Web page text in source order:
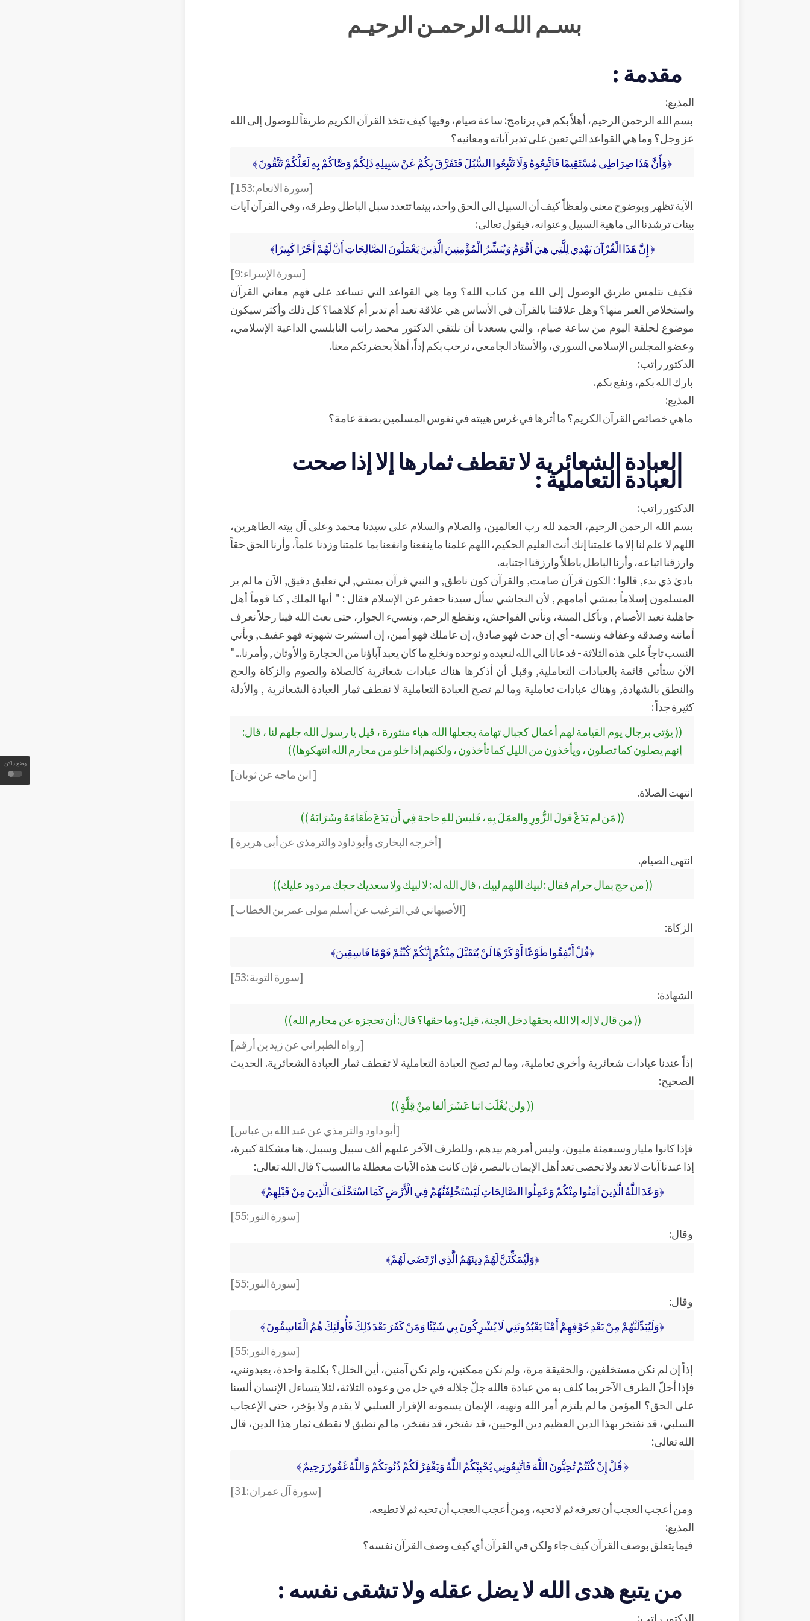
وضع داكن
بسـم اللـه الرحمـن الرحيـم
مقدمة :
المذيع:
بسم الله الرحمن الرحيم، أهلاً بكم في برنامج: ساعة صيام، وفيها كيف نتخذ القرآن الكريم طريقاً للوصول إلى الله
عز وجل؟ وما هي القواعد التي تعين على تدبر آياته ومعانيه؟
﴿وَأَنَّ هَذَا صِرَاطِي مُسْتَقِيمًا فَاتَّبِعُوهُ وَلَا تَتَّبِعُوا السُّبُلَ فَتَفَرَّقَ بِكُمْ عَنْ سَبِيلِهِ ذَلِكُمْ وَصَّاكُمْ بِهِ لَعَلَّكُمْ تَتَّقُونَ ﴾
[سورة الانعام:153]
الآية تظهر وبوضوح معنى ولفظاً كيف أن السبيل الى الحق واحد، بينما تتعدد سبل الباطل وطرقه، وفي القرآن آيات
بينات ترشدنا الى ماهية السبيل وعنوانه، فيقول تعالى:
﴿ إِنَّ هَذَا الْقُرْآنَ يَهْدِي لِلَّتِي هِيَ أَقْوَمُ وَيُبَشِّرُ الْمُؤْمِنِينَ الَّذِينَ يَعْمَلُونَ الصَّالِحَاتِ أَنَّ لَهُمْ أَجْرًا كَبِيرًا﴾
[سورة الإسراء:9]
فكيف نتلمس طريق الوصول إلى الله من كتاب الله؟ وما هي القواعد التي تساعد على فهم معاني القرآن
واستخلاص العبر منها؟ وهل علاقتنا بالقرآن في الأساس هي علاقة تعبد أم تدبر أم كلاهما؟ كل ذلك وأكثر سيكون
موضوع لحلقة اليوم من ساعة صيام، والتي يسعدنا أن نلتقي الدكتور محمد راتب النابلسي الداعية الإسلامي،
وعضو المجلس الإسلامي السوري، والأستاذ الجامعي، نرحب بكم إذاً، أهلاً بحضرتكم معنا.
الدكتور راتب:
بارك الله بكم، ونفع بكم.
المذيع:
ماهي خصائص القرآن الكريم؟ ما أثرها في غرس هيبته في نفوس المسلمين بصفة عامة؟
العبادة الشعائرية لا تقطف ثمارها إلا إذا صحت
العبادة التعاملية :
الدكتور راتب:
بسم الله الرحمن الرحيم، الحمد لله رب العالمين، والصلام والسلام على سيدنا محمد وعلى آل بيته الطاهرين،
اللهم لا علم لنا إلا ما علمتنا إنك أنت العليم الحكيم، اللهم علمنا ما ينفعنا وانفعنا بما علمتنا وزدنا علماً، وأرنا الحق حقاً
وارزقنا اتباعه، وأرنا الباطل باطلاً وارزقنا اجتنابه.
بادئ ذي بدء, قالوا : الكون قرآن صامت, والقرآن كون ناطق, و النبي قرآن يمشي, لي تعليق دقيق, الآن ما لم ير
المسلمون إسلاماً يمشي أمامهم , لأن النجاشي سأل سيدنا جعفر عن الإسلام فقال : " أيها الملك , كنا قوماً أهل
جاهلية نعبد الأصنام , ونأكل الميتة، ونأتي الفواحش، ونقطع الرحم، ونسيء الجوار، حتى بعث الله فينا رجلاً نعرف
أمانته وصدقه وعفافه ونسبه- أي إن حدث فهو صادق، إن عاملك فهو أمين، إن استثيرت شهوته فهو عفيف, ويأتي
النسب تاجاً على هذه الثلاثة - فدعانا الى الله لنعبده و نوحده ونخلع ما كان يعبد آباؤنا من الحجارة والأوثان , وأمرنا..."
الآن ستأتي قائمة بالعبادات التعاملية, وقبل أن أذكرها هناك عبادات شعائرية كالصلاة والصوم والزكاة والحج
والنطق بالشهادة, وهناك عبادات تعاملية وما لم تصح العبادة التعاملية لا نقطف ثمار العبادة الشعائرية , والأدلة
كثيرة جداً :
(( يؤتى برجال يوم القيامة لهم أعمال كجبال تهامة يجعلها الله هباء منثورة ، قيل يا رسول الله جلهم لنا ، قال:
إنهم يصلون كما تصلون ، ويأخذون من الليل كما تأخذون ، ولكنهم إذا خلو من محارم الله انتهكوها))
[ ابن ماجه عن ثوبان]
انتهت الصلاة.
(( مَن لم يَدَعْ قولَ الزُّورِ والعمَلَ بِهِ ، فَليسَ للهِ حاجة فِي أَن يَدَعَ طَعَامَهُ وشَرَابَهُ ))
[أخرجه البخاري وأبو داود والترمذي عن أبي هريرة ]
انتهى الصيام.
(( من حج بمال حرام فقال : لبيك اللهم لبيك ، قال الله له : لا لبيك ولا سعديك حجك مردود عليك))
[الأصبهاني في الترغيب عن أسلم مولى عمر بن الخطاب ]
الزكاة:
﴿قُلْ أَنْفِقُوا طَوْعًا أَوْ كَرْهًا لَنْ يُتَقَبَّلَ مِنْكُمْ إِنَّكُمْ كُنْتُمْ قَوْمًا فَاسِقِينَ﴾
[سورة التوبة:53]
الشهادة:
(( من قال لا إله إلا الله بحقها دخل الجنة، قيل: وما حقها؟ قال: أن تحجزه عن محارم الله))
[رواه الطبراني عن زيد بن أرقم]
إذاً عندنا عبادات شعائرية وأخرى تعاملية، وما لم تصح العبادة التعاملية لا تقطف ثمار العبادة الشعائرية. الحديث
الصحيح:
(( ولن يُغْلَبَ اثنا عَشَرَ ألفا مِنْ قِلَّةٍ ))
[أبو داود والترمذي عن عبد الله بن عباس]
فإذا كانوا مليار وسبعمئة مليون، وليس أمرهم بيدهم، وللطرف الآخر عليهم ألف سبيل وسبيل، هنا مشكلة كبيرة،
إذا عندنا آيات لا تعد ولا تحصى تعد أهل الإيمان بالنصر، فإن كانت هذه الآيات معطلة ما السبب؟ قال الله تعالى:
﴿وَعَدَ اللَّهُ الَّذِينَ آمَنُوا مِنْكُمْ وَعَمِلُوا الصَّالِحَاتِ لَيَسْتَخْلِفَنَّهُمْ فِي الْأَرْضِ كَمَا اسْتَخْلَفَ الَّذِينَ مِنْ قَبْلِهِمْ﴾
[سورة النور:55]
وقال:
﴿وَلَيُمَكِّنَنَّ لَهُمْ دِينَهُمُ الَّذِي ارْتَضَى لَهُمْ﴾
[سورة النور:55]
وقال:
﴿وَلَيُبَدِّلَنَّهُمْ مِنْ بَعْدِ خَوْفِهِمْ أَمْنًا يَعْبُدُونَنِي لَا يُشْرِكُونَ بِي شَيْئًا وَمَنْ كَفَرَ بَعْدَ ذَلِكَ فَأُولَئِكَ هُمُ الْفَاسِقُونَ ﴾
[سورة النور:55]
إذاً إن لم نكن مستخلفين، والحقيقة مرة، ولم نكن ممكنين، ولم نكن آمنين، أين الخلل؟ بكلمة واحدة، يعبدونني،
فإذا أخلّ الطرف الآخر بما كلف به من عبادة فالله جلّ جلاله في حل من وعوده الثلاثة، لئلا يتساءل الإنسان ألسنا
على الحق؟ المؤمن ما لم يلتزم أمر الله ونهيه، الإيمان يسمونه الإقرار السلبي لا يقدم ولا يؤخر، حتى الإعجاب
السلبي، قد نفتخر بهذا الدين العظيم دين الوحيين، قد نفتخر، قد نفتخر، ما لم نطبق لا نقطف ثمار هذا الدين، قال
الله تعالى:
﴿ قُلْ إِنْ كُنْتُمْ تُحِبُّونَ اللَّهَ فَاتَّبِعُونِي يُحْبِبْكُمُ اللَّهُ وَيَغْفِرْ لَكُمْ ذُنُوبَكُمْ وَاللَّهُ غَفُورٌ رَحِيمٌ ﴾
[سورة آل عمران:31]
ومن أعجب العجب أن تعرفه ثم لا تحبه، ومن أعجب العجب أن تحبه ثم لا تطيعه.
المذيع:
فيما يتعلق بوصف القرآن كيف جاء ولكن في القرآن أي كيف وصف القرآن نفسه؟
من يتبع هدى الله لا يضل عقله ولا تشقى نفسه :
الدكتور راتب: